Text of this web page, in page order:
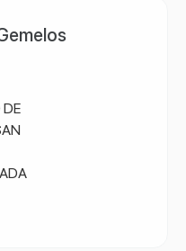
DE